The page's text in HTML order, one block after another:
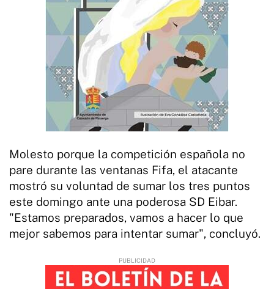
Molesto porque la competición española no
pare durante las ventanas Fifa, el atacante
mostró su voluntad de sumar los tres puntos
este domingo ante una poderosa SD Eibar.
"Estamos preparados, vamos a hacer lo que
mejor sabemos para intentar sumar", concluyó.